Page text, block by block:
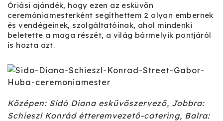
Óriási ajándék, hogy ezen az esküvőn
ceremóniamesterként segíthettem 2 olyan embernek
és vendégeinek, szolgáltatóinak, ahol mindenki
beletette a maga részét, a világ bármelyik pontjáról
is hozta azt.
Középen: Sidó Diana esküvőszervező, Jobbra:
Schieszl Konrád étteremvezető-catering, Balra: